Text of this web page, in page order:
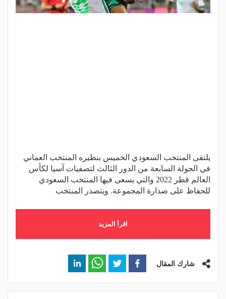
يلتقى المنتخب السعودي الخميس بنظيره المنتخب العماني
في الجولة السابعة من الدور الثالث لتصفيات آسيا لكأس
العالم قطر 2022 والتي يسعى فيها المنتخب السعودي
للحفاظ على صدارة المجموعة. ويتصدر المنتخب
اقرأ المزيد
شارك المقال